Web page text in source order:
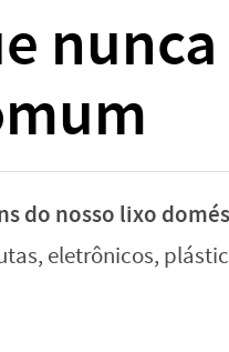
do nosso lixo
eletrônicos,